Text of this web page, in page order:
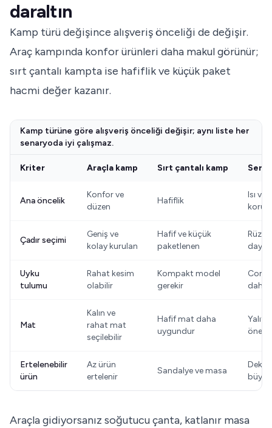
daraltın
Kamp türü değişince alışveriş önceliği de değişir.
Araç kampında konfor ürünleri daha makul görünür;
sırt çantalı kampta ise hafiflik ve küçük paket
hacmi değer kazanır.
Kamp türüne göre alışveriş önceliği değişir; aynı liste her
senaryoda iyi çalışmaz.
Kriter Araçla kamp Sırt çantalı kamp Serin
Ana öncelik
Konfor ve
düzen
Hafiflik
Isı ve
Çadır seçimi
Geniş ve
kolay kurulan
Hafif ve küçük
paketlenen
Uyku
tulumu
Rahat kesim
olabilir
Kompakt model
gerekir
daha
Mat
Kalın ve
rahat mat
seçilebilir
Hafif mat daha
uygundur
önem
Ertelenebilir
ürün
Az ürün
ertelenir
Sandalye ve masa
Araçla gidiyorsanız soğutucu çanta, katlanır masa